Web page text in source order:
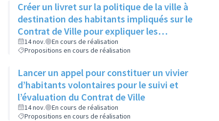
Créer un livret sur la politique de la ville à
destination des habitants impliqués sur le
Contrat de Ville pour expliquer les
dispositifs, les termes techniques, les
abréviations et les projets
14 nov.
En cours de réalisation
Propositions en cours de réalisation
Lancer un appel pour constituer un vivier
d’habitants volontaires pour le suivi et
l’évaluation du Contrat de Ville
14 nov.
En cours de réalisation
Propositions en cours de réalisation